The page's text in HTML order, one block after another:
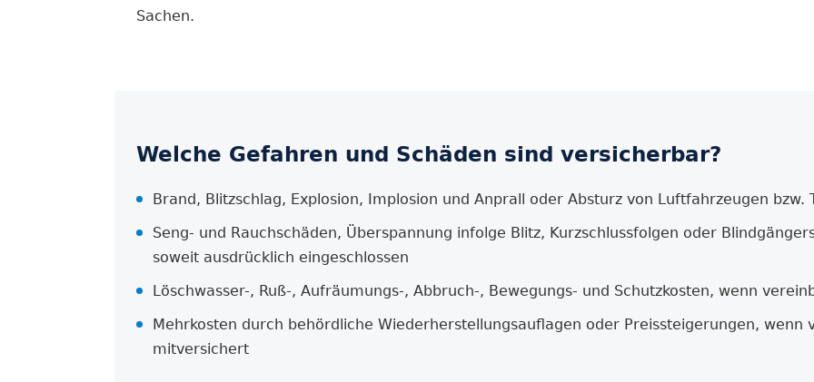
Sachen.
Welche Gefahren und Schäden sind versicherbar?
Brand, Blitzschlag, Explosion, Implosion und Anprall oder Absturz von Luftfahrzeugen bzw.
Seng- und Rauchschäden, Überspannung infolge Blitz, Kurzschlussfolgen oder
soweit ausdrücklich eingeschlossen
Löschwasser-, Ruß-, Aufräumungs-, Abbruch-, Bewegungs- und Schutzkosten, wenn
Mehrkosten durch behördliche Wiederherstellungsauflagen oder Preissteigerungen, wenn
mitversichert